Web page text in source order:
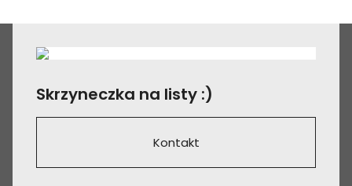
Skrzyneczka na listy :)
Kontakt